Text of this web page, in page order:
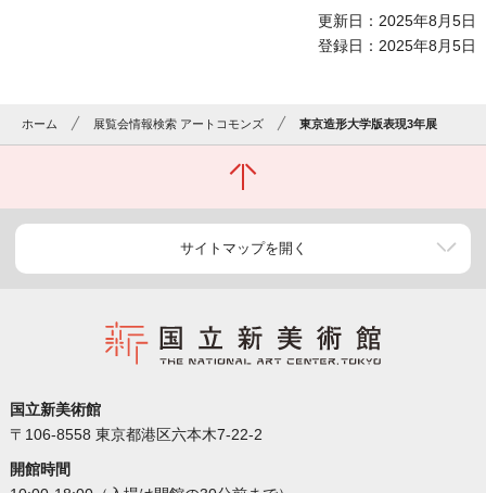
更新日：2025年8月5日
登録日：2025年8月5日
ホーム 展覧会情報検索 アートコモンズ 東京造形大学版表現3年展
サイトマップを開く
国立新美術館
〒106-8558 東京都港区六本木7-22-2
開館時間